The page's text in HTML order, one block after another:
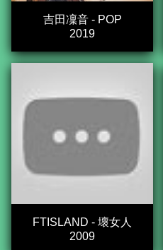
吉田凜音 - POP
2019
FTISLAND - 壞女人
2009